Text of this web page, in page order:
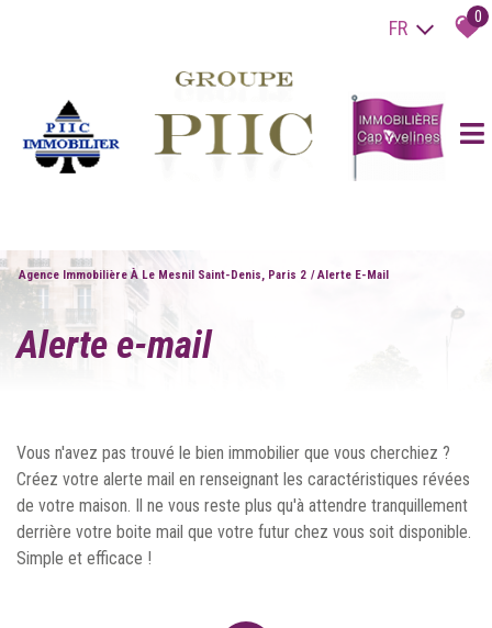
FR 0
Agence Immobilière À Le Mesnil Saint-Denis, Paris 2 Alerte E-Mail
alerte e-mail
Vous n'avez pas trouvé le bien immobilier que vous cherchiez ?
Créez votre alerte mail en renseignant les caractéristiques révées
de votre maison. Il ne vous reste plus qu'à attendre tranquillement
derrière votre boite mail que votre futur chez vous soit disponible.
Simple et efficace !